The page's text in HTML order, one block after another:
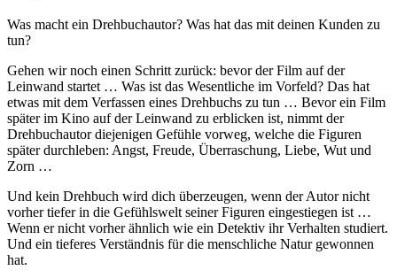
Was macht ein Drehbuchautor? Was hat das mit deinen Kunden zu
tun?
Gehen wir noch einen Schritt zurück: bevor der Film auf der
Leinwand startet … Was ist das Wesentliche im Vorfeld? Das hat
etwas mit dem Verfassen eines Drehbuchs zu tun … Bevor ein Film
später im Kino auf der Leinwand zu erblicken ist, nimmt der
Drehbuchautor diejenigen Gefühle vorweg, welche die Figuren
später durchleben: Angst, Freude, Überraschung, Liebe, Wut und
Zorn …
Und kein Drehbuch wird dich überzeugen, wenn der Autor nicht
vorher tiefer in die Gefühlswelt seiner Figuren eingestiegen ist …
Wenn er nicht vorher ähnlich wie ein Detektiv ihr Verhalten studiert.
Und ein tieferes Verständnis für die menschliche Natur gewonnen
hat.